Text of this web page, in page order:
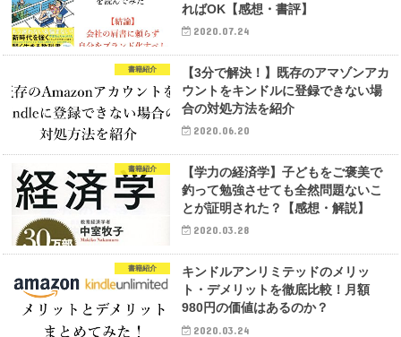
ればOK【感想・書評】
2020.07.24
書籍紹介
【3分で解決！】既存のアマゾンアカ
ウントをキンドルに登録できない場
合の対処方法を紹介
2020.06.20
書籍紹介
【学力の経済学】子どもをご褒美で
釣って勉強させても全然問題ないこ
とが証明された？【感想・解説】
2020.03.28
書籍紹介
キンドルアンリミテッドのメリッ
ト・デメリットを徹底比較！月額
980円の価値はあるのか？
2020.03.24